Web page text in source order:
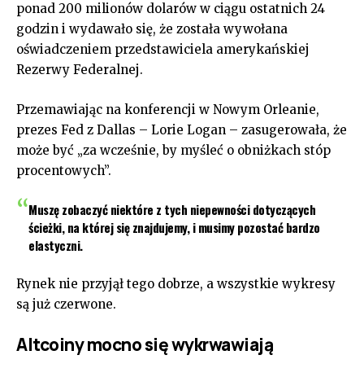
ponad 200 milionów dolarów w ciągu ostatnich 24
godzin i wydawało się, że została wywołana
oświadczeniem przedstawiciela amerykańskiej
Rezerwy Federalnej.
Przemawiając na konferencji w Nowym Orleanie,
prezes Fed z Dallas – Lorie Logan – zasugerowała, że
może być „za wcześnie, by myśleć o obniżkach stóp
procentowych”.
Muszę zobaczyć niektóre z tych niepewności dotyczących
ścieżki, na której się znajdujemy, i musimy pozostać bardzo
elastyczni.
Rynek nie przyjął tego dobrze, a wszystkie wykresy
są już czerwone.
Altcoiny mocno się wykrwawiają